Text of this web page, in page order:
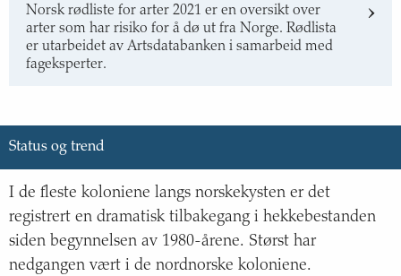
Norsk rødliste for arter 2021 er en oversikt over
arter som har risiko for å dø ut fra Norge. Rødlista
er utarbeidet av Artsdatabanken i samarbeid med
fageksperter.
Status og trend
I de fleste koloniene langs norskekysten er det
registrert en dramatisk tilbakegang i hekkebestanden
siden begynnelsen av 1980-årene. Størst har
nedgangen vært i de nordnorske koloniene.